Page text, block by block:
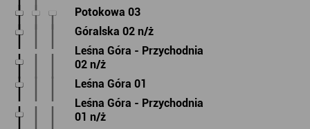
Potokowa 03
Góralska 02 n/ż
Leśna Góra - Przychodnia
02 n/ż
Leśna Góra 01
Leśna Góra - Przychodnia
01 n/ż